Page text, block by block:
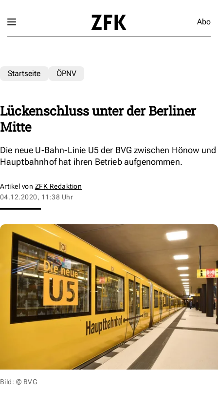
Abo
Startseite ÖPNV
Lückenschluss unter der Berliner
Mitte
Die neue U-Bahn-Linie U5 der BVG zwischen Hönow und
Hauptbahnhof hat ihren Betrieb aufgenommen.
Artikel von ZFK Redaktion
04.12.2020, 11:38 Uhr
Bild: © BVG